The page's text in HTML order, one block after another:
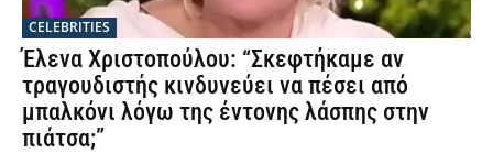
CELEBRITIES
Έλενα Χριστοπούλου: “Σκεφτήκαμε αν
τραγουδιστής κινδυνεύει να πέσει από
μπαλκόνι λόγω της έντονης λάσπης στην
πιάτσα;”